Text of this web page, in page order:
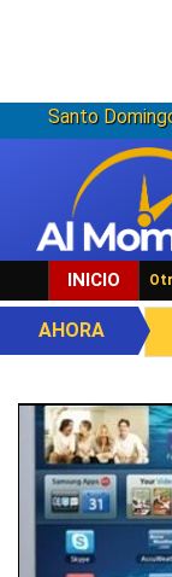
Santo
INICIO
AHORA